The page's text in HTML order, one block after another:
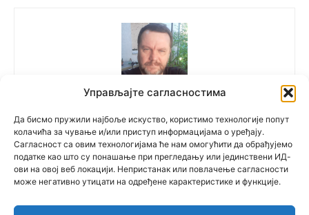
Управљајте сагласностима
Да бисмо пружили најбоље искуство, користимо технологије попут
колачића за чување и/или приступ информацијама о уређају.
Сагласност са овим технологијама ће нам омогућити да обрађујемо
податке као што су понашање при прегледању или јединствени ИД-
ови на овој веб локацији. Непристанак или повлачење сагласности
може негативно утицати на одређене карактеристике и функције.